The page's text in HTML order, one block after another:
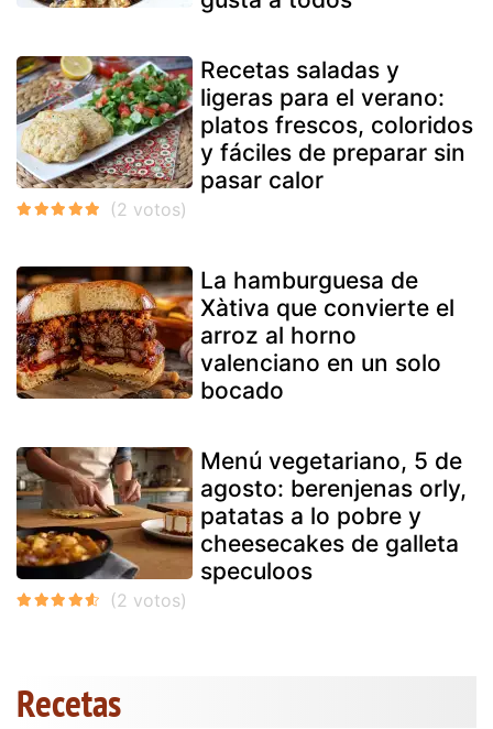
Recetas saladas y
ligeras para el verano:
platos frescos, coloridos
y fáciles de preparar sin
pasar calor
La hamburguesa de
Xàtiva que convierte el
arroz al horno
valenciano en un solo
bocado
Menú vegetariano, 5 de
agosto: berenjenas orly,
patatas a lo pobre y
cheesecakes de galleta
speculoos
Recetas